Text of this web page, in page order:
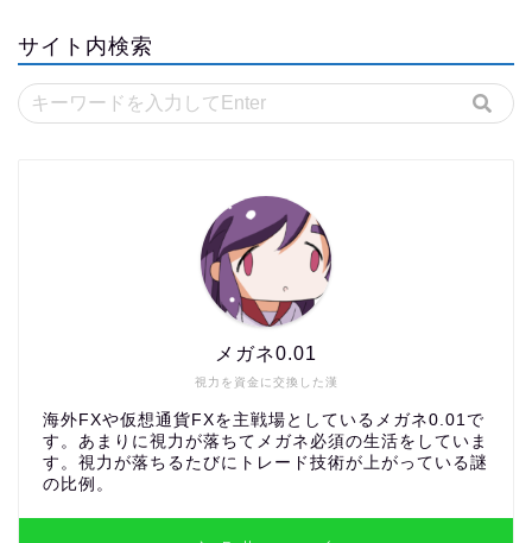
サイト内検索
視力を資金に交換した漢
メガネ0.01
海外FXや仮想通貨FXを主戦場としているメガネ0.01で
す。あまりに視力が落ちてメガネ必須の生活をしていま
す。視力が落ちるたびにトレード技術が上がっている謎
の比例。